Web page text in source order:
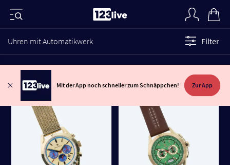
Uhren mit Automatikwerk Filter
Mit der App noch schneller zum Schnäppchen! Zur App